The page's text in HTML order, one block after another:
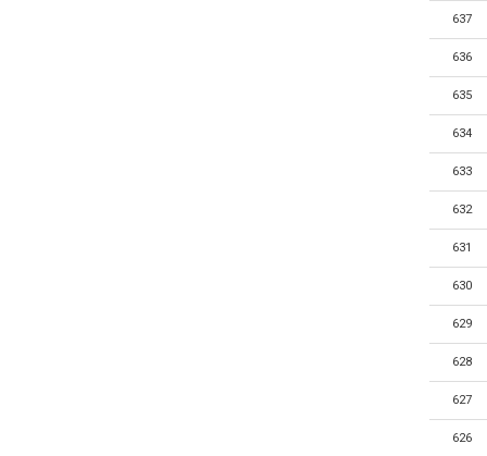
637
636
635
634
633
632
631
630
629
628
627
626